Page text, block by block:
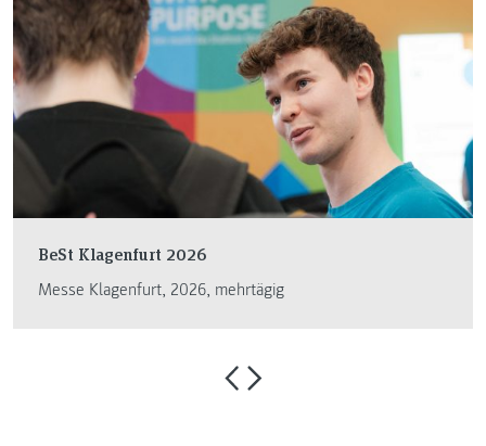
BeSt Klagenfurt 2026
Messe Klagenfurt, 2026, mehrtägig